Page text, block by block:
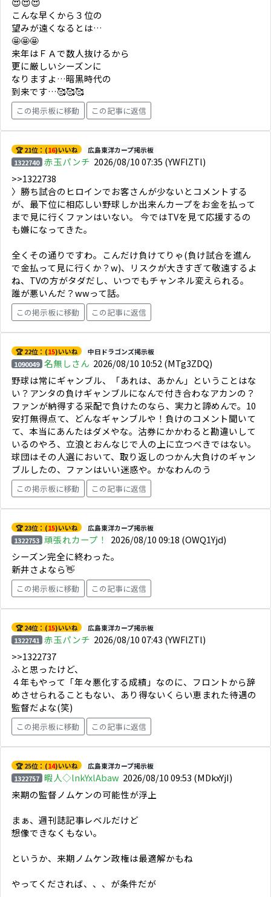
こんな早くから３位の
望みが遠くなるとは…
🤩🤩🤩
来年はＦＡで数人抜けるから
更に厳しいシーズンに
なりますよ…暗黒時代の
到来です…🥰🥰🥰
この掲示板に移動 この記事に返信
🏆 21位：(16)いいね
広島東洋カープ掲示板
1322740 赤玉パンチ 2026/08/10 07:35 (YWFlZTl)
>>1322738
〉勝ち試合のヒロインでお客さんが少ないとコメントする
が、最下位に相応しい野球しか出来んカープをお金を払って
まで見に行くファンはいない。 今ではTVを見て応援するの
も嫌になってきた。
全くその通りですわ。こんだけ負けてりゃ(負け試合を進ん
で金払って見に行くか？w)、リスクが大きすぎて敬遠するよ
ね、TVの方がタダだし、いつでもチャンネル変えられる。
誰が悪いんだ？wwって話。
この掲示板に移動 この記事に返信
🏆 22位：(15)いいね
中日ドラゴンズ掲示板
1090049 名無しさん 2026/08/10 10:52(MTg3ZDQ)
野球は常にギャンブル、「あれは、あかん」ということはな
い？アンタの負けギャンブルになんで付き合わなアカンの？
ファンが納得する采配で負けたのなら、実力と諦めんで。10
安打無得点て、どんなギャンブルや！負けのコメント聞いて
て、本当にあんたはダメやな。沽券にかかわると勘違いして
いるのやろ、立浪とおんなじで人の上に立つべきではない。
球団はその人選において、取り返しのつかん大負けのギャン
ブルしたの、ファンはいい迷惑や。かなわんのう
この掲示板に移動 この記事に返信
🏆 23位：(15)いいね
広島東洋カープ掲示板
1322753 頑張れカープ！ 2026/08/10 09:18 (OWQ1Yjd)
シーズン完全に終わった。
新井さよなら👋
この掲示板に移動 この記事に返信
🏆 24位：(15)いいね
広島東洋カープ掲示板
1322741 赤玉パンチ 2026/08/10 07:43 (YWFlZTl)
>>1322737
ふと思ったけど、
４年もやって「年々悪化する成績」なのに、フロントから辞
めさせられることもない、あり得ないくらい恵まれた待遇の
監督だよな(笑)
この掲示板に移動 この記事に返信
🏆 25位：(14)いいね
広島東洋カープ掲示板
1322757 暇人◇lnkYxlAbaw 2026/08/10 09:53 (MDkxYjI)
来期の監督ノムケンの可能性が浮上
まぁ、週刊誌記事レベルだけど
想像できなくもない。
というか、来期ノムケン政権は最適解かもね
やってくだされば、、、が条件だが